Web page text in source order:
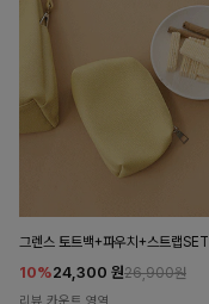
그렌스 토트백+파우치+스트랩SET
10%24,300 원26,900원